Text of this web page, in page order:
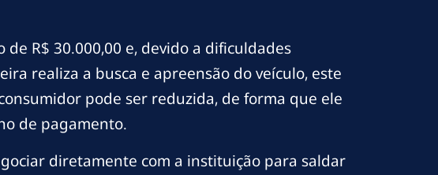
R$ 30.000,00 e, devido a dificuldades
realiza a busca e apreensão do veículo, este
pode ser reduzida, de forma que ele
de pagamento.
diretamente com a instituição para saldar